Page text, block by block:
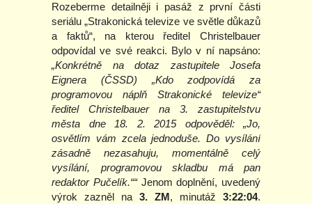
Rozeberme detailněji i pasáž z první části
seriálu „Strakonická televize ve světle důkazů
a faktů“, na kterou ředitel Christelbauer
odpovídal ve své reakci. Bylo v ní napsáno:
„Konkrétně na dotaz zastupitele Josefa
Eignera (ČSSD) „Kdo zodpovídá za
programovou náplň Strakonické televize“
ředitel Christelbauer na 3. zastupitelstvu
města dne 18. 2. 2015 odpověděl: „Jo,
osvětlím vám zcela jednoduše. Do vysílání
zásadně nezasahuju, momentálně celý
vysílání, programovou skladbu má pan
redaktor Pučelík.““Jenom doplnění, uvedený
výrok zazněl na 3. ZM, minutáž 3:22:04.